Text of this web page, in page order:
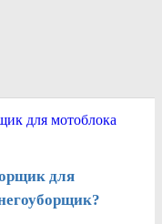
для